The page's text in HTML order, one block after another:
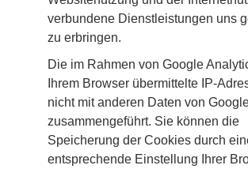
verbundene Dienstleistungen uns
zu erbringen.
Die im Rahmen von Google
Ihrem Browser übermittelte IP-
nicht mit anderen Daten von
zusammengeführt. Sie können die
Speicherung der Cookies durch
entsprechende Einstellung Ihrer